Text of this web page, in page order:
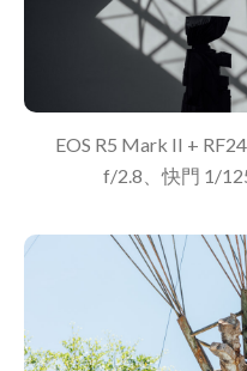
EOS R5 Mark II +
f/2.8、快門 1/